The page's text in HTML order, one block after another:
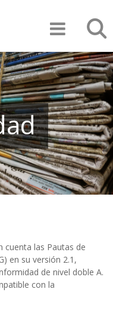
cuenta las Pautas de
en su versión 2.1,
de nivel doble A.
con la